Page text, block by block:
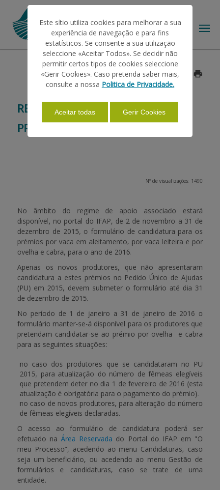
AJUDAS/APOIOS
INFORMAÇÕES
PAGAMENTOS
APOIO AO BENEFICIÁRIO
Entrar / Registar
REGIME DE APOIO ASSOCIADO -
PRÉMIOS ANIMAIS
Data: 2015/10/30
Nº de visualizações: 1490
No âmbito do regime de apoio associado estará
disponível, no portal do IFAP, de 2 de novembro a 31 de
dezembro de 2015, o formulário de candidatura para os
prémios por vaca em aleitamento, por vaca leiteira e por
ovelha e cabra, para o ano de 2016.
Apenas os novos produtores, que não apresentaram
candidatura a estes prémios no Pedido Único de Ajudas
(PU) em 2015, devem submeter o formulário até dia 31
de dezembro de 2015.
No período de 1 de janeiro a 31 de janeiro de 2016 o
formulário manter-se-á disponível para os produtores que
pretendam candidatar-se ao prémio por ovelha e cabra
para as seguintes situações:
no caso dos produtores que se candidataram no PU
2015, para atualização do número de fêmeas elegíveis
que pretendem deter no dia 1 de fevereiro de 2016 (esta
atualização é obrigatória para o pagamento do prémio).
no caso de novos produtores, para alteração do número
de fêmeas elegíveis declaradas.
O acesso ao formulário de candidatura poderá ser
efetuado naÁrea Reservada do Portal do IFAP em "O
meu Processo”, acedendo ao menu Candidaturas, caso
seja um beneficiário, ou acedendo ao menu Gestão de
formulários e candidaturas, caso se trate de uma
entidade.
Este sítio utiliza cookies para melhorar a sua
experiência de navegação e para fins
estatísticos. Se consente a sua utilização
seleccione «Aceitar Todos». Se decidir não
permitir certos tipos de cookies seleccione
«Gerir Cookies». Caso pretenda saber mais,
consulte a nossa Politica de Privacidade.
Aceitar todas Gerir Cookies